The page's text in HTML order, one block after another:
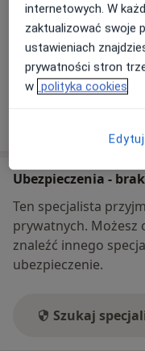
Dostępność
W tym gabinecie
internet
Co mam zrobić w
Ubezpieczenia -
Ten specjalista
prywatnych. Możesz
znaleźć innego
ubezpieczenie.
Szukaj
internetowych. W
zaktualizować swoje
ustawieniach
prywatności stron
w polityka cookies